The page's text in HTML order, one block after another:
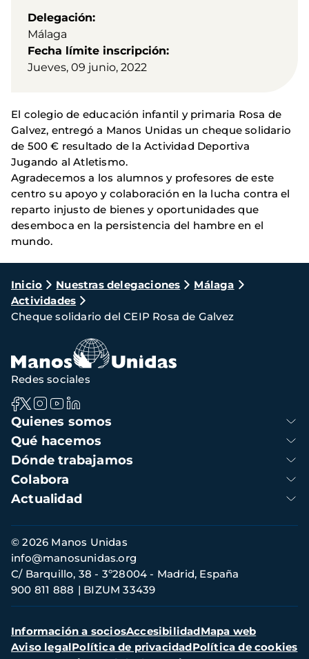
Delegación
Málaga
Fecha límite inscripción
Jueves, 09 junio, 2022
El colegio de educación infantil y primaria Rosa de
Galvez, entregó a Manos Unidas un cheque solidario
de 500 € resultado de la Actividad Deportiva
Jugando al Atletismo.
Agradecemos a los alumnos y profesores de este
centro su apoyo y colaboración en la lucha contra el
reparto injusto de bienes y oportunidades que
desemboca en la persistencia del hambre en el
mundo.
Ruta
de
navegación
Inicio Nuestras delegaciones
Málaga
Actividades
Cheque solidario del CEIP Rosa de Galvez
Navegación
principal
Quienes somos
Qué hacemos
Dónde trabajamos
Colabora
Actualidad
Redes sociales
Información
de
contacto
© 2026 Manos Unidas
C/ Barquillo, 38 - 3º28004 - Madrid, España
900 811 888
BIZUM 33439
info@manosunidas.org
Menú
secundario
Información a sociosAccesibilidadMapa web
Aviso legalPolítica de privacidadPolítica de cookies